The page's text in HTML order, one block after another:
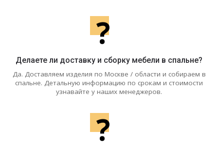
?
Делаете ли доставку и сборку мебели в спальне?
Да. Доставляем изделия по Москве / области и собираем в
спальне. Детальную информацию по срокам и стоимости
узнавайте у наших менеджеров.
?